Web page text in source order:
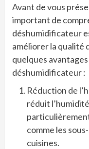
Avant de vous
important de
déshumidificateur
améliorer la qualité
quelques
déshumidificateur :
Réduction de
réduit
comme les
cuisines.